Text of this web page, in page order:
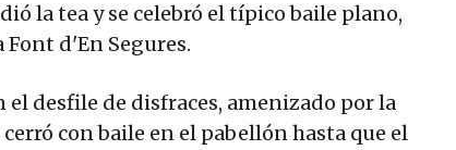
la tea y se celebró el típico baile plano,
d'En Segures.
desfile de disfraces, amenizado por la
con baile en el pabellón hasta que el